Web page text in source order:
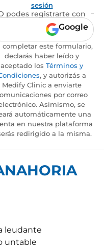
sesión
podes registrarte con
Google
completar este formulario,
declarás haber leído y
aceptado los Términos y
, y autorizás a
Medify Clinic a enviarte
por correo
Asimismo, se
automáticamente una
en nuestra plataforma
redirigido a la misma.
leudante
untable